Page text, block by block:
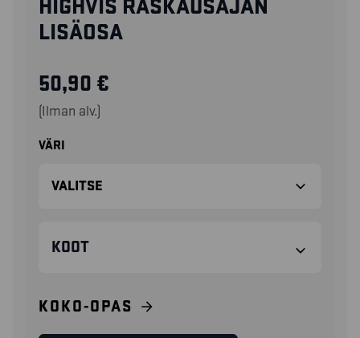
HIGHVIS RASKAUSAJAN
LISÄOSA
50,90 €
(Ilman alv.)
VÄRI
KOOT
KOKO-OPAS